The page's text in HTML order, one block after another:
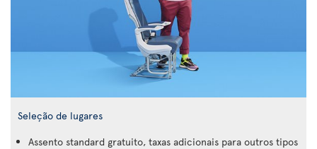
Seleção de lugares
Assento standard gratuito, taxas adicionais para outros tipos